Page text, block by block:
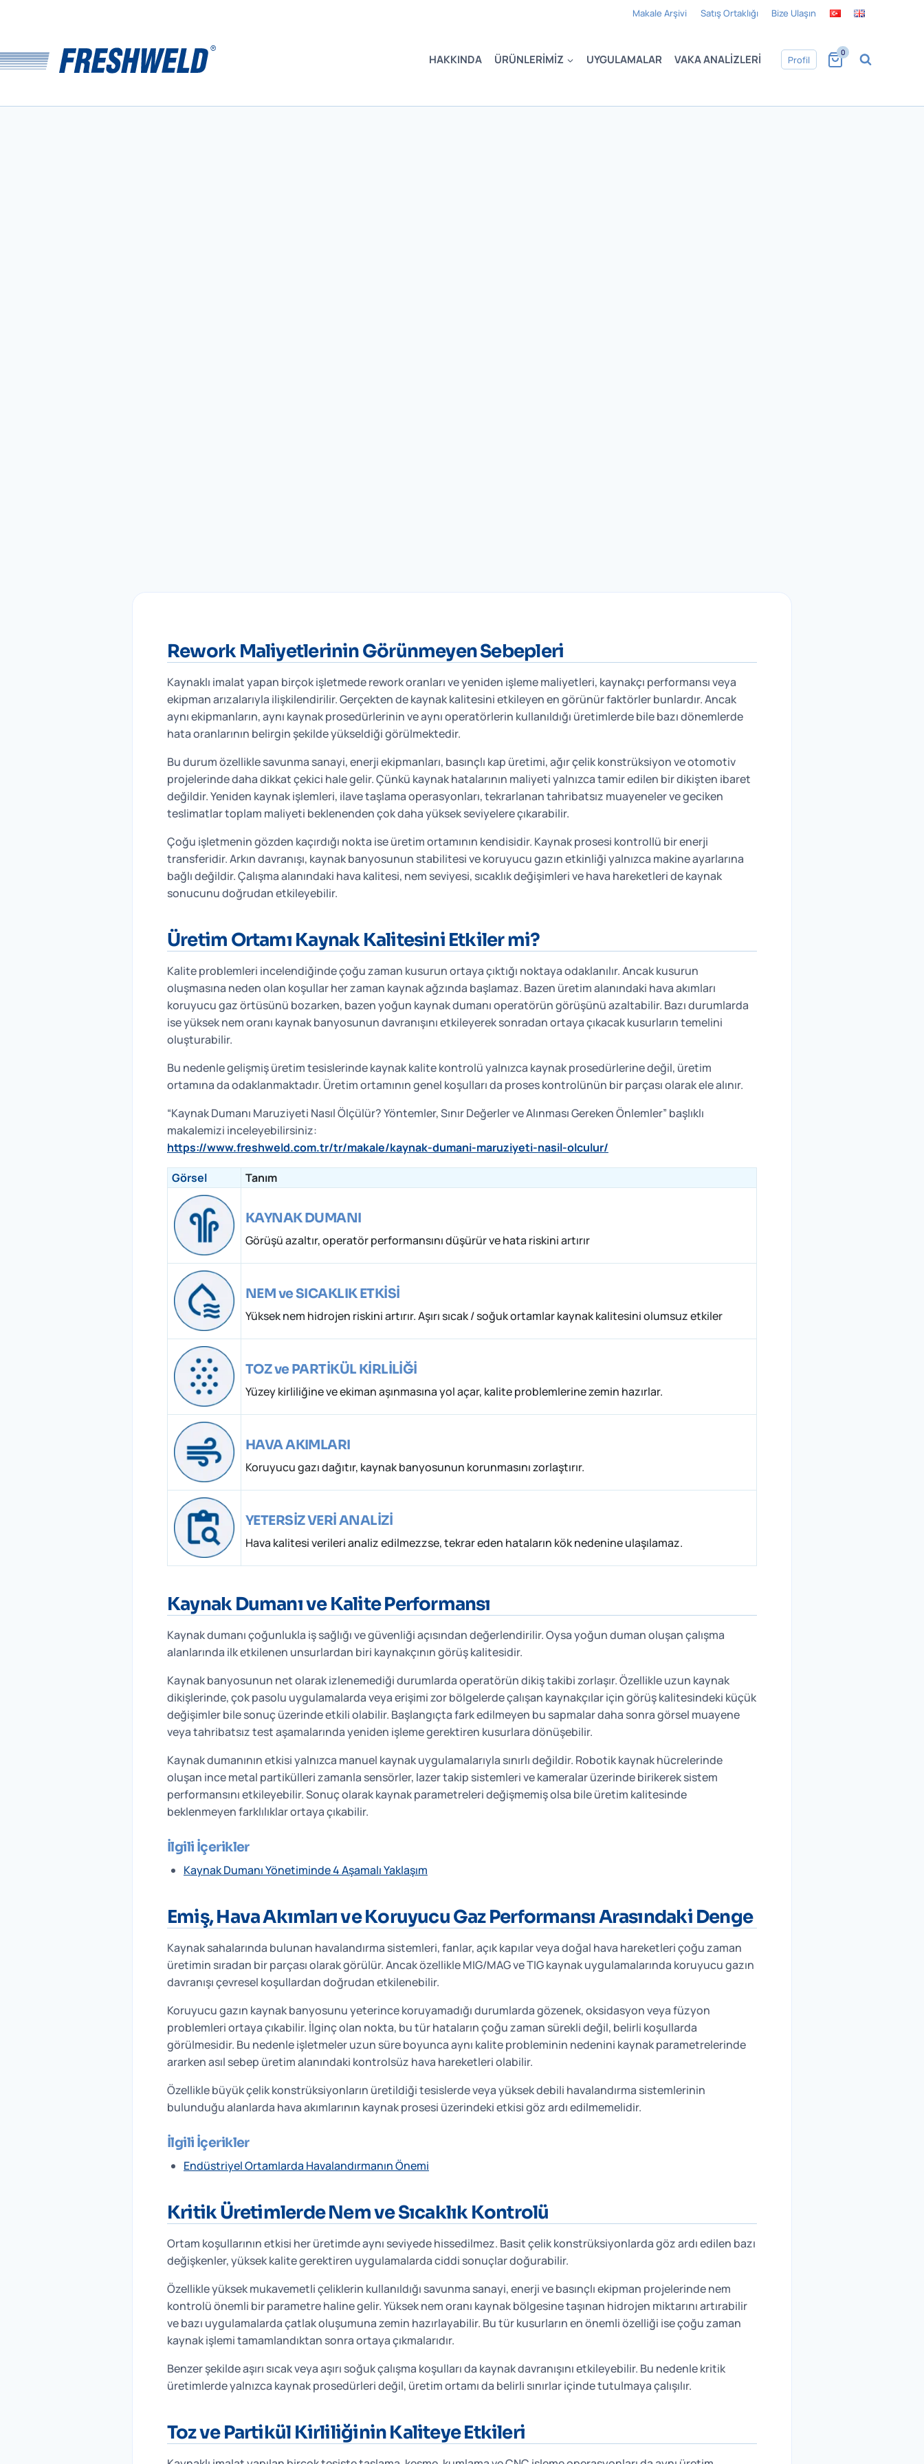
Makale Arşivi Satış Ortaklığı Bize Ulaşın
HAKKINDA ÜRÜNLERIMIZ UYGULAMALAR VAKA ANALIZLERI Profil
0
Rework Maliyetlerinin Görünmeyen Sebepleri
Kaynaklı imalat yapan birçok işletmede rework oranları ve yeniden işleme maliyetleri, kaynakçı performansı veya
ekipman arızalarıyla ilişkilendirilir. Gerçekten de kaynak kalitesini etkileyen en görünür faktörler bunlardır. Ancak
aynı ekipmanların, aynı kaynak prosedürlerinin ve aynı operatörlerin kullanıldığı üretimlerde bile bazı dönemlerde
hata oranlarının belirgin şekilde yükseldiği görülmektedir.
Bu durum özellikle savunma sanayi, enerji ekipmanları, basınçlı kap üretimi, ağır çelik konstrüksiyon ve otomotiv
projelerinde daha dikkat çekici hale gelir. Çünkü kaynak hatalarının maliyeti yalnızca tamir edilen bir dikişten ibaret
değildir. Yeniden kaynak işlemleri, ilave taşlama operasyonları, tekrarlanan tahribatsız muayeneler ve geciken
teslimatlar toplam maliyeti beklenenden çok daha yüksek seviyelere çıkarabilir.
Çoğu işletmenin gözden kaçırdığı nokta ise üretim ortamının kendisidir. Kaynak prosesi kontrollü bir enerji
transferidir. Arkın davranışı, kaynak banyosunun stabilitesi ve koruyucu gazın etkinliği yalnızca makine ayarlarına
bağlı değildir. Çalışma alanındaki hava kalitesi, nem seviyesi, sıcaklık değişimleri ve hava hareketleri de kaynak
sonucunu doğrudan etkileyebilir.
Üretim Ortamı Kaynak Kalitesini Etkiler mi?
Kalite problemleri incelendiğinde çoğu zaman kusurun ortaya çıktığı noktaya odaklanılır. Ancak kusurun
oluşmasına neden olan koşullar her zaman kaynak ağzında başlamaz. Bazen üretim alanındaki hava akımları
koruyucu gaz örtüsünü bozarken, bazen yoğun kaynak dumanı operatörün görüşünü azaltabilir. Bazı durumlarda
ise yüksek nem oranı kaynak banyosunun davranışını etkileyerek sonradan ortaya çıkacak kusurların temelini
oluşturabilir.
Bu nedenle gelişmiş üretim tesislerinde kaynak kalite kontrolü yalnızca kaynak prosedürlerine değil, üretim
ortamına da odaklanmaktadır. Üretim ortamının genel koşulları da proses kontrolünün bir parçası olarak ele alınır.
“Kaynak Dumanı Maruziyeti Nasıl Ölçülür? Yöntemler, Sınır Değerler ve Alınması Gereken Önlemler” başlıklı
makalemizi inceleyebilirsiniz:
https://www.freshweld.com.tr/tr/makale/kaynak-dumani-maruziyeti-nasil-olculur/
Görsel
Tanım
KAYNAK DUMANI
Görüşü azaltır, operatör performansını düşürür ve hata riskini artırır
NEM ve SICAKLIK ETKİSİ
Yüksek nem hidrojen riskini artırır. Aşırı sıcak / soğuk ortamlar kaynak kalitesini olumsuz etkiler
TOZ ve PARTİKÜL KİRLİLİĞİ
Yüzey kirliliğine ve ekiman aşınmasına yol açar, kalite problemlerine zemin hazırlar.
HAVA AKIMLARI
Koruyucu gazı dağıtır, kaynak banyosunun korunmasını zorlaştırır.
YETERSİZ VERİ ANALİZİ
Hava kalitesi verileri analiz edilmezzse, tekrar eden hataların kök nedenine ulaşılamaz.
Kaynak Dumanı ve Kalite Performansı
Kaynak dumanı çoğunlukla iş sağlığı ve güvenliği açısından değerlendirilir. Oysa yoğun duman oluşan çalışma
alanlarında ilk etkilenen unsurlardan biri kaynakçının görüş kalitesidir.
Kaynak banyosunun net olarak izlenemediği durumlarda operatörün dikiş takibi zorlaşır. Özellikle uzun kaynak
dikişlerinde, çok pasolu uygulamalarda veya erişimi zor bölgelerde çalışan kaynakçılar için görüş kalitesindeki küçük
değişimler bile sonuç üzerinde etkili olabilir. Başlangıçta fark edilmeyen bu sapmalar daha sonra görsel muayene
veya tahribatsız test aşamalarında yeniden işleme gerektiren kusurlara dönüşebilir.
Kaynak dumanının etkisi yalnızca manuel kaynak uygulamalarıyla sınırlı değildir. Robotik kaynak hücrelerinde
oluşan ince metal partikülleri zamanla sensörler, lazer takip sistemleri ve kameralar üzerinde birikerek sistem
performansını etkileyebilir. Sonuç olarak kaynak parametreleri değişmemiş olsa bile üretim kalitesinde
beklenmeyen farklılıklar ortaya çıkabilir.
İlgili İçerikler
Kaynak Dumanı Yönetiminde 4 Aşamalı Yaklaşım
Emiş, Hava Akımları ve Koruyucu Gaz Performansı Arasındaki Denge
Kaynak sahalarında bulunan havalandırma sistemleri, fanlar, açık kapılar veya doğal hava hareketleri çoğu zaman
üretimin sıradan bir parçası olarak görülür. Ancak özellikle MIG/MAG ve TIG kaynak uygulamalarında koruyucu gazın
davranışı çevresel koşullardan doğrudan etkilenebilir.
Koruyucu gazın kaynak banyosunu yeterince koruyamadığı durumlarda gözenek, oksidasyon veya füzyon
problemleri ortaya çıkabilir. İlginç olan nokta, bu tür hataların çoğu zaman sürekli değil, belirli koşullarda
görülmesidir. Bu nedenle işletmeler uzun süre boyunca aynı kalite probleminin nedenini kaynak parametrelerinde
ararken asıl sebep üretim alanındaki kontrolsüz hava hareketleri olabilir.
Özellikle büyük çelik konstrüksiyonların üretildiği tesislerde veya yüksek debili havalandırma sistemlerinin
bulunduğu alanlarda hava akımlarının kaynak prosesi üzerindeki etkisi göz ardı edilmemelidir.
İlgili İçerikler
Endüstriyel Ortamlarda Havalandırmanın Önemi
Kritik Üretimlerde Nem ve Sıcaklık Kontrolü
Ortam koşullarının etkisi her üretimde aynı seviyede hissedilmez. Basit çelik konstrüksiyonlarda göz ardı edilen bazı
değişkenler, yüksek kalite gerektiren uygulamalarda ciddi sonuçlar doğurabilir.
Özellikle yüksek mukavemetli çeliklerin kullanıldığı savunma sanayi, enerji ve basınçlı ekipman projelerinde nem
kontrolü önemli bir parametre haline gelir. Yüksek nem oranı kaynak bölgesine taşınan hidrojen miktarını artırabilir
ve bazı uygulamalarda çatlak oluşumuna zemin hazırlayabilir. Bu tür kusurların en önemli özelliği ise çoğu zaman
kaynak işlemi tamamlandıktan sonra ortaya çıkmalarıdır.
Benzer şekilde aşırı sıcak veya aşırı soğuk çalışma koşulları da kaynak davranışını etkileyebilir. Bu nedenle kritik
üretimlerde yalnızca kaynak prosedürleri değil, üretim ortamı da belirli sınırlar içinde tutulmaya çalışılır.
Toz ve Partikül Kirliliğinin Kaliteye Etkileri